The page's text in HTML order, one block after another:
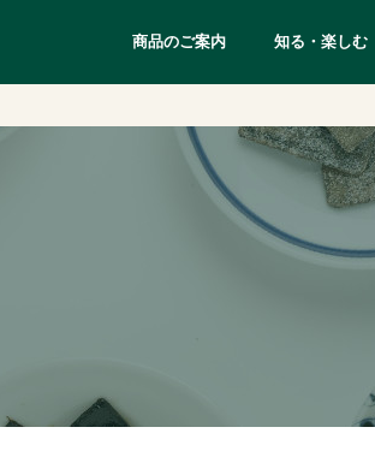
商品のご案内 知る・楽しむ